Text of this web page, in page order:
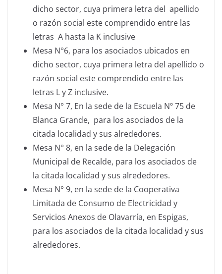
dicho sector, cuya primera letra del apellido
o razón social este comprendido entre las
letras A hasta la K inclusive
Mesa N°6, para los asociados ubicados en
dicho sector, cuya primera letra del apellido o
razón social este comprendido entre las
letras L y Z inclusive.
Mesa N° 7, En la sede de la Escuela Nº 75 de
Blanca Grande, para los asociados de la
citada localidad y sus alrededores.
Mesa N° 8, en la sede de la Delegación
Municipal de Recalde, para los asociados de
la citada localidad y sus alrededores.
Mesa N° 9, en la sede de la Cooperativa
Limitada de Consumo de Electricidad y
Servicios Anexos de Olavarría, en Espigas,
para los asociados de la citada localidad y sus
alrededores.